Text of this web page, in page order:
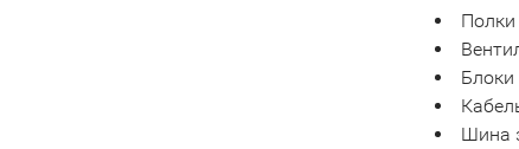
Полки
Шина